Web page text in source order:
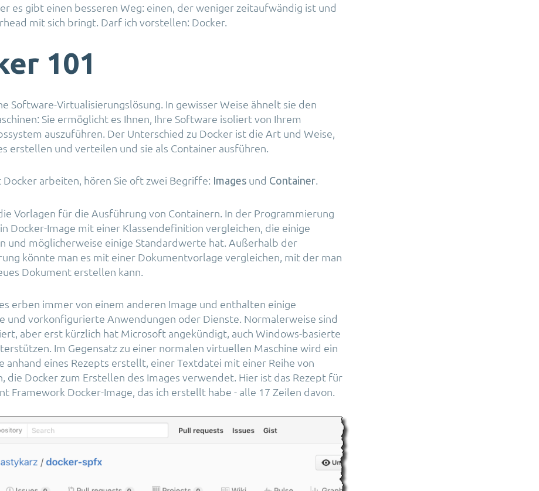
es gibt einen besseren Weg: einen, der weniger zeitaufwändig ist und
mit sich bringt. Darf ich vorstellen: Docker.
101
Software-Virtualisierungslösung. In gewisser Weise ähnelt sie den
Sie ermöglicht es Ihnen, Ihre Software isoliert von Ihrem
auszuführen. Der Unterschied zu Docker ist die Art und Weise,
erstellen und verteilen und sie als Container ausführen.
Docker arbeiten, hören Sie oft zwei Begriffe: Images und Container.
Vorlagen für die Ausführung von Containern. In der Programmierung
Docker-Image mit einer Klassendefinition vergleichen, die einige
und möglicherweise einige Standardwerte hat. Außerhalb der
könnte man es mit einer Dokumentvorlage vergleichen, mit der man
Dokument erstellen kann.
erben immer von einem anderen Image und enthalten einige
und vorkonfigurierte Anwendungen oder Dienste. Normalerweise sind
aber erst kürzlich hat Microsoft angekündigt, auch Windows-basierte
Im Gegensatz zu einer normalen virtuellen Maschine wird ein
anhand eines Rezepts erstellt, einer Textdatei mit einer Reihe von
die Docker zum Erstellen des Images verwendet. Hier ist das Rezept für
Framework Docker-Image, das ich erstellt habe - alle 17 Zeilen davon.